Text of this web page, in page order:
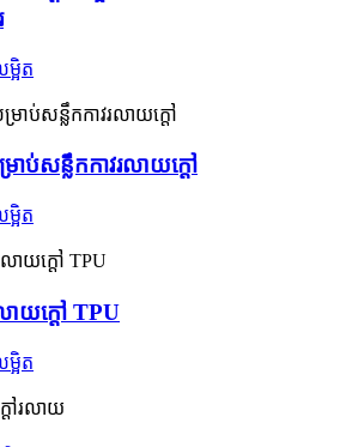
អិត
ប់សន្លឹកកាវរលាយក្តៅ
អិត
ាយក្តៅ TPU
អិត